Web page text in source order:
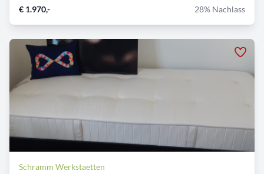
€ 1.970,- 28% Nachlass
Schramm Werkstaetten